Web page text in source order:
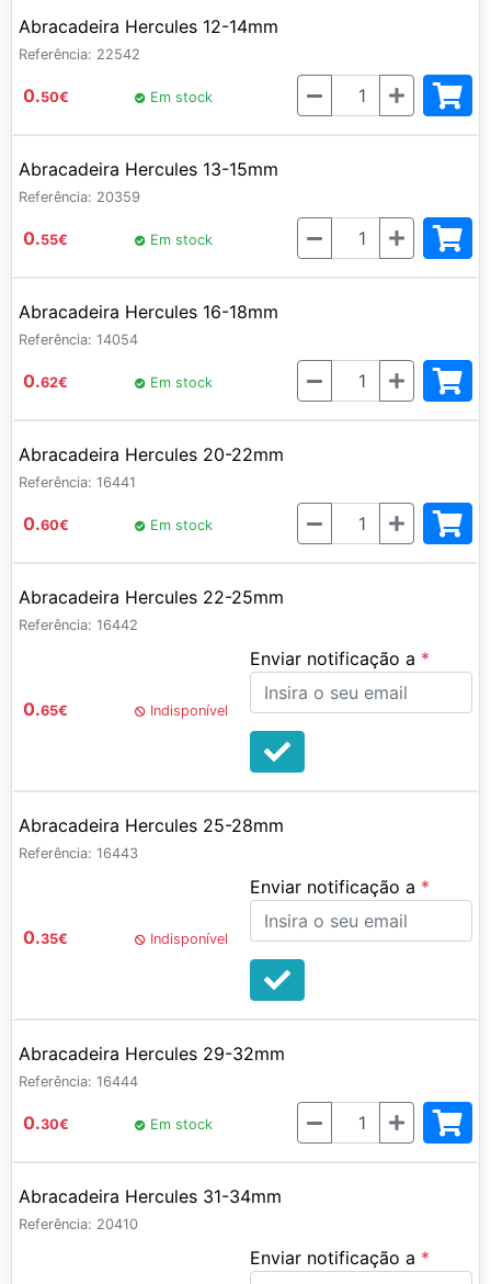
Abracadeira Hercules 12-14mm
Referência: 22542
0.50€ Em stock Quantidade
Abracadeira Hercules 13-15mm
Referência: 20359
0.55€ Em stock Quantidade
Abracadeira Hercules 16-18mm
Referência: 14054
0.62€ Em stock Quantidade
Abracadeira Hercules 20-22mm
Referência: 16441
0.60€ Em stock Quantidade
Abracadeira Hercules 22-25mm
Referência: 16442
0.65€ Indisponível
Enviar notificação a
Abracadeira Hercules 25-28mm
Referência: 16443
0.35€ Indisponível
Enviar notificação a
Abracadeira Hercules 29-32mm
Referência: 16444
0.30€ Em stock Quantidade
Abracadeira Hercules 31-34mm
Referência: 20410
Enviar notificação a